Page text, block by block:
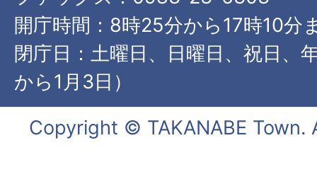
開庁時間：8時25分から17時10分
閉庁日：土曜日、日曜日、祝日、
から1月3日）
Copyright © TAKANABE Town.